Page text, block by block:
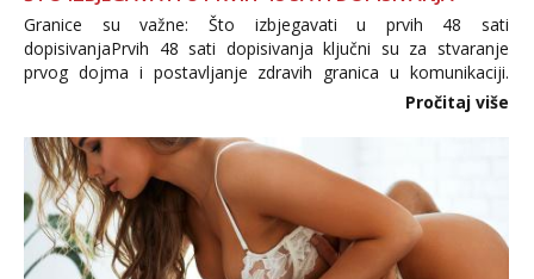
Granice su važne: Što izbjegavati u prvih 48 sati
dopisivanjaPrvih 48 sati dopisivanja ključni su za stvaranje
prvog dojma i postavljanje zdravih granica u komunikaciji.
Važno je izbjeći prebrzo otkrivanje osobnih ili intimnih
informacija, jer nepoznata osoba još nije zaslužila to
povjerenje. Takođe...
Pročitaj više